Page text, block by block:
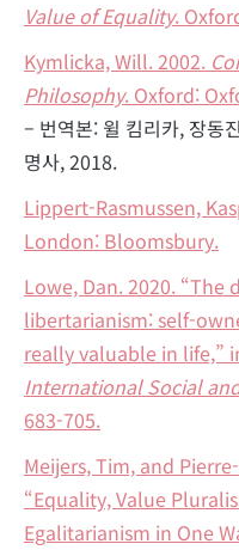
Value of Equality.
Kymlicka, Will. 2002.
Philosophy. Oxford:
– 번역본: 윌 킴리카, 장동
명사, 2018.
Lippert-Rasmussen,
London: Bloomsbury.
Lowe, Dan. 2020.
libertarianism: self-
really valuable in life,”
International Social
683-705.
Meijers, Tim, and
“Equality, Value
Egalitarianism in One